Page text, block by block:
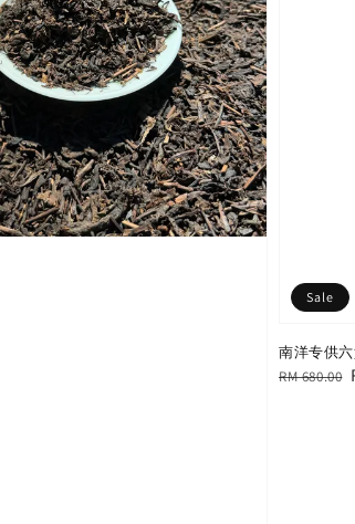
Sale
南洋专供
Regular
RM 680.00